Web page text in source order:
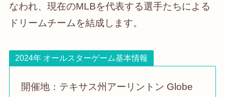
なわれ、現在のMLBを代表する選手たちによる
ドリームチームを結成します。
2024年 オールスターゲーム基本情報
開催地：テキサス州アーリントン Globe